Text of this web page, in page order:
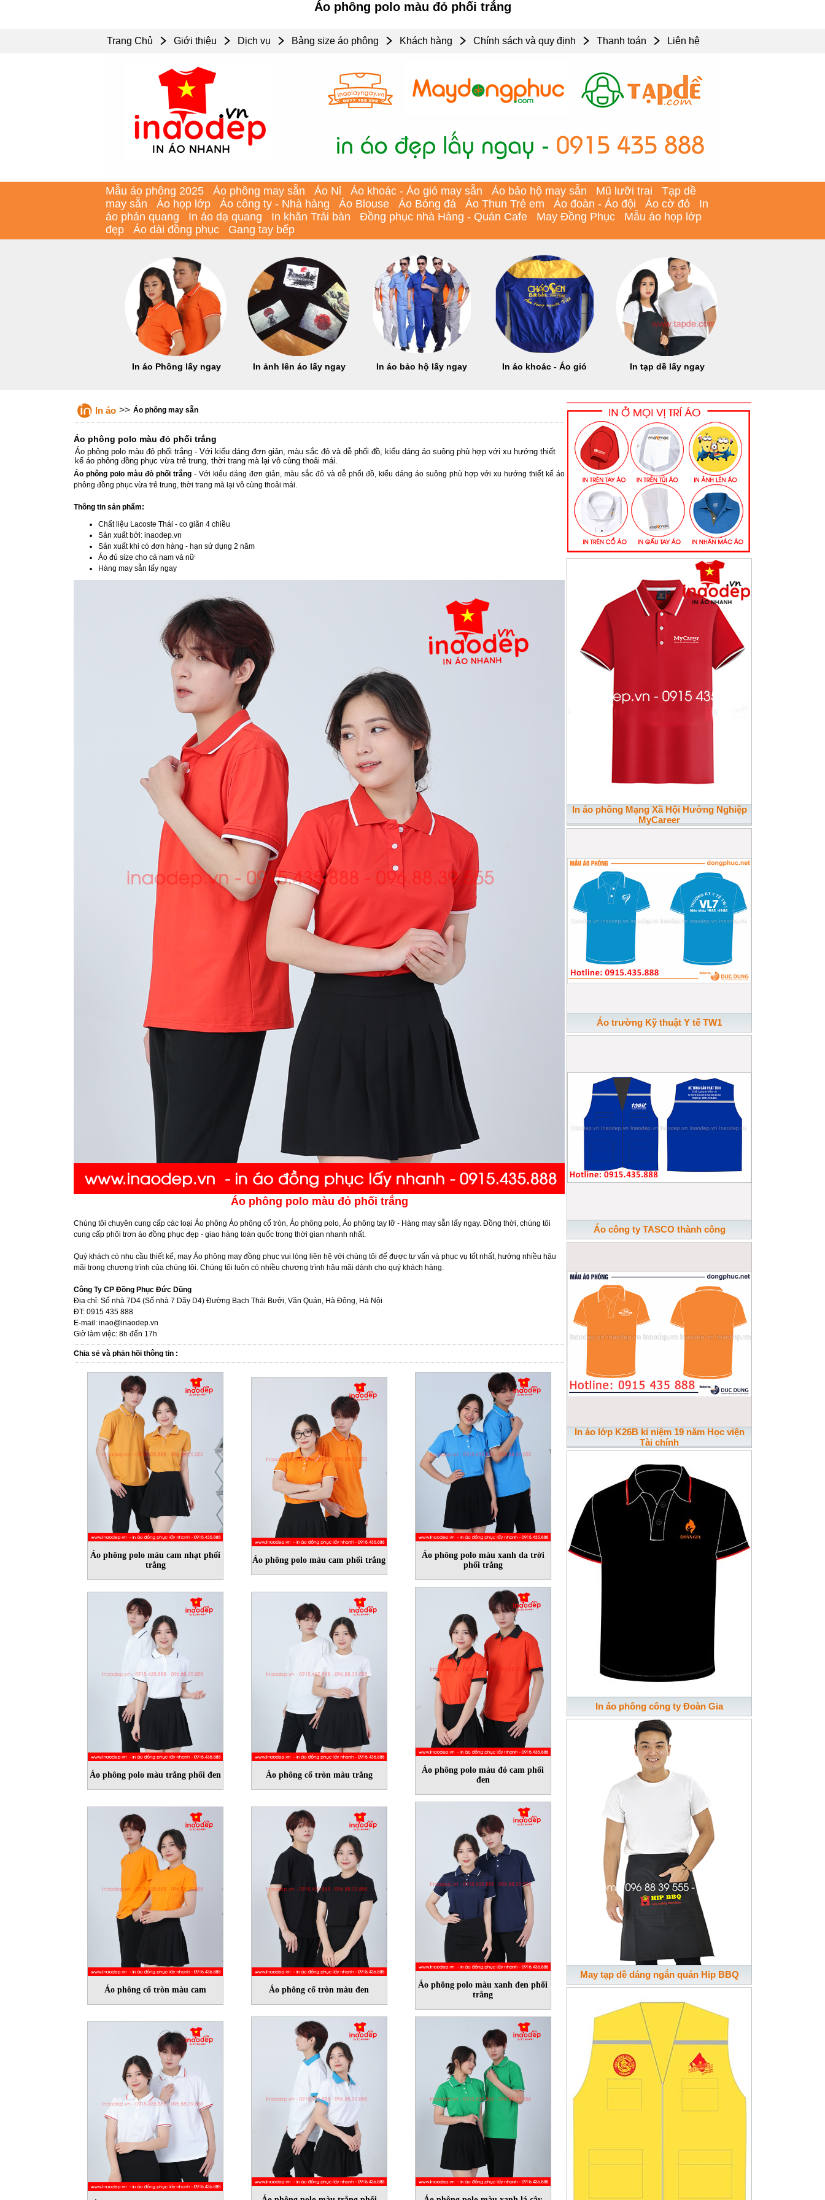
Áo phông polo màu đỏ phối trắng
Trang Chủ Giới thiệu Dịch vụ Bảng size áo phông Khách hàng Chính sách và quy định Thanh toán Liên hệ
Mẫu áo phông 2025 Áo phông may sẵn Áo Nỉ Áo khoác - Áo gió may sẵn Áo bảo hộ may sẵn Mũ lưỡi trai
Tạp dề
may sẵn
Áo họp lớp Áo công ty - Nhà hàng Áo Blouse Áo Bóng đá Áo Thun Trẻ em Áo đoàn - Áo đội Áo cờ đỏ
In
áo phản quang
In áo dạ quang In khăn Trải bàn Đồng phục nhà Hàng - Quán Cafe May Đồng Phục
Mẫu áo họp lớp
đẹp
Áo dài đồng phục Gang tay bếp
In áo Phông lấy ngay In ảnh lên áo lấy ngay In áo bảo hộ lấy ngay In áo khoác - Áo gió In tạp dề lấy ngay
In áo >> Áo phông may sẵn
Áo phông polo màu đỏ phối trắng
Áo phông polo màu đỏ phối trắng - Với kiểu dáng đơn giản, màu sắc đỏ và dễ phối đồ, kiểu dáng áo suông phù hợp với xu hướng thiết
kế áo phông đồng phục vừa trẻ trung, thời trang mà lại vô cùng thoải mái.
Áo phông polo màu đỏ phối trắng- Với kiểu dáng đơn giản, màu sắc đỏ và dễ phối đồ, kiểu dáng áo suông phù hợp với xu hướng thiết kế áo
phông đồng phục vừa trẻ trung, thời trang mà lại vô cùng thoải mái.
Thông tin sản phẩm:
Chất liệu Lacoste Thái - co giãn 4 chiều
Sản xuất bởi: inaodep.vn
Sản xuất khi có đơn hàng - hạn sử dụng 2 năm
Áo đủ size cho cả nam và nữ
Hàng may sẵn lấy ngay
Áo phông polo màu đỏ phối trắng
Chúng tôi chuyên cung cấp các loại Áo phông Áo phông cổ tròn, Áo phông polo, Áo phông tay lỡ - Hàng may sẵn lấy ngay. Đồng thời, chúng tôi
cung cấp phôi trơn áo đồng phục đẹp - giao hàng toàn quốc trong thời gian nhanh nhất.
Quý khách có nhu cầu thiết kế, may Áo phông may đồng phục vui lòng liên hệ với chúng tôi để được tư vấn và phục vụ tốt nhất, hưởng nhiều hậu
mãi trong chương trình của chúng tôi. Chúng tôi luôn có nhiều chương trình hậu mãi dành cho quý khách hàng.
Công Ty CP Đồng Phục Đức Dũng
Địa chỉ: Số nhà 7D4 (Số nhà 7 Dãy D4) Đường Bạch Thái Bưởi, Văn Quán, Hà Đông, Hà Nội
ĐT: 0915 435 888
E-mail: inao@inaodep.vn
Giờ làm việc: 8h đến 17h
Chia sẻ và phản hồi thông tin :
Áo phông polo màu cam nhạt phối
trắng
Áo phông polo màu cam phối trắng
Áo phông polo màu xanh da trời
phối trắng
Áo phông polo màu trắng phối đen Áo phông cổ tròn màu trắng
Áo phông polo màu đỏ cam phối
đen
Áo phông cổ tròn màu cam Áo phông cổ tròn màu đen
Áo phông polo màu xanh đen phối
trắng
In áo phông Mạng Xã Hội Hướng Nghiệp
MyCareer
Áo trường Kỹ thuật Y tế TW1
Áo công ty TASCO thành công
In áo lớp K26B kỉ niệm 19 năm Học viện
Tài chính
In áo phông công ty Đoàn Gia
May tạp dề dáng ngắn quán Hip BBQ